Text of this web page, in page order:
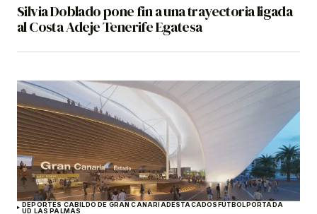
Silvia Doblado pone fin a una trayectoria ligada
al Costa Adeje Tenerife Egatesa
DEPORTES CABILDO DE GRAN CANARIADESTACADOSFÚTBOLPORTADA
UD LAS PALMAS